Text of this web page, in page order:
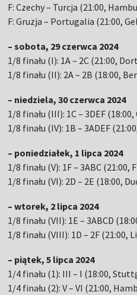
F: Czechy – Turcja (21:00,
F: Gruzja – Portugalia (21:00,
– sobota, 29 czerwca 2024
1/8 finału (I): 1A – 2C (21:00,
1/8 finału (II): 2A – 2B (18:00,
– niedziela, 30 czerwca 2024
1/8 finału (III): 1C – 3DEF
1/8 finału (IV): 1B – 3ADEF
– poniedziałek, 1 lipca 2024
1/8 finału (V): 1F – 3ABC (21:00,
1/8 finału (VI): 2D – 2E (18:00,
– wtorek, 2 lipca 2024
1/8 finału (VII): 1E – 3ABCD
1/8 finału (VIII): 1D – 2F (21:00,
– piątek, 5 lipca 2024
1/4 finału (1): III – I (18:00,
1/4 finału (2): V – VI (21:00,